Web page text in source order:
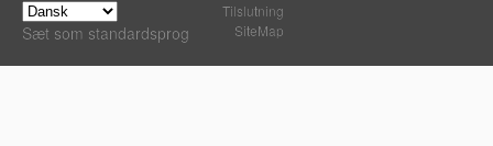
Sæt som standardsprog
Tilslutning
SiteMap